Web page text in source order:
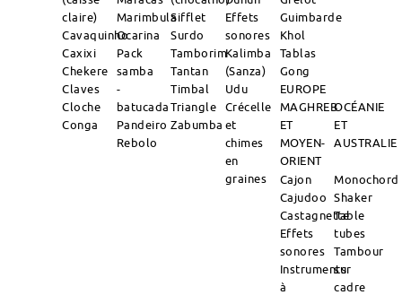
claire)
Cavaquinho
Caxixi
Chekere
Claves
Cloche
Conga
Marimbula
Ocarina
Pack
samba
-
batucada
Pandeiro
Rebolo
Sifflet
Surdo
Tamborim
Tantan
Timbal
Triangle
Zabumba
Effets
sonores
Kalimba
(Sanza)
Udu
Crécelle
et
chimes
en
graines
Guimbarde
Khol
Tablas
Gong
EUROPE
MAGHREB
ET
MOYEN-
ORIENT
OCÉANIE
ET
AUSTRALIE
Cajon
Cajudoo
Castagnette
Effets
sonores
Instruments
à
Monochord
Shaker
Table
tubes
Tambour
sur
cadre